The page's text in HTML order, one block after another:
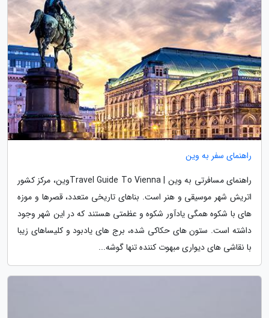
راهنمای سفر به وین
راهنمای مسافرتی به وین | Travel Guide To Viennaوین، مرکز کشور
اتریش شهر موسیقی و هنر است. بناهای تاریخی متعدد، قصرها و موزه
های با شکوه همگی یادآور شکوه و عظمتی هستند که در این شهر وجود
داشته است. ستون های حکاکی شده، برج های یادبود و کلیساهای زیبا
با نقاشی های دیواری مبهوت کننده تنها گوشه...